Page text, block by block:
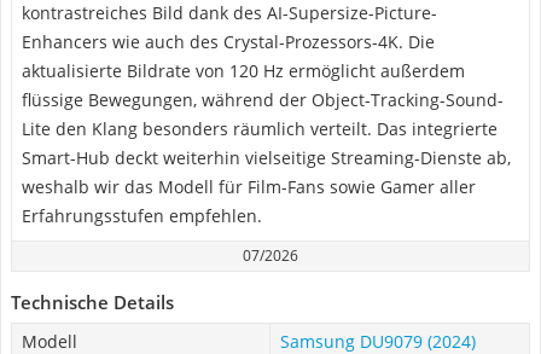
kontrastreiches Bild dank des AI-Supersize-Picture-
Enhancers wie auch des Crystal-Prozessors-4K. Die
aktualisierte Bildrate von 120 Hz ermöglicht außerdem
flüssige Bewegungen, während der Object-Tracking-Sound-
Lite den Klang besonders räumlich verteilt. Das integrierte
Smart-Hub deckt weiterhin vielseitige Streaming-Dienste ab,
weshalb wir das Modell für Film-Fans sowie Gamer aller
Erfahrungsstufen empfehlen.
07/2026
Technische Details
Modell
Samsung DU9079 (2024)